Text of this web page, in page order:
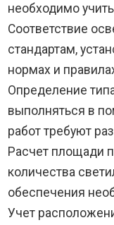
необходимо
Соответствие
стандартам,
нормах и
Определение
выполняться в
работ требуют
Расчет площади
количества
обеспечения
Учет